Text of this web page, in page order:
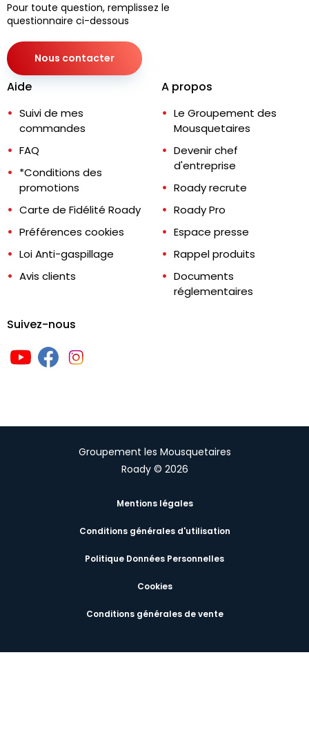
Pour toute question, remplissez le
questionnaire ci-dessous
Nous contacter
Aide
Suivi de mes
commandes
FAQ
*Conditions des
promotions
Carte de Fidélité Roady
Préférences cookies
Loi Anti-gaspillage
Avis clients
A propos
Le Groupement des
Mousquetaires
Devenir chef
d'entreprise
Roady recrute
Roady Pro
Espace presse
Rappel produits
Documents
réglementaires
Suivez-nous
Groupement les Mousquetaires
Roady © 2026
Mentions légales
Conditions générales d'utilisation
Politique Données Personnelles
Cookies
Conditions générales de vente